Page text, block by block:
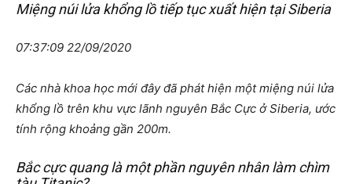
Miệng núi lửa khổng lồ tiếp tục xuất hiện tại Siberia
07:37:09 22/09/2020
Các nhà khoa học mới đây đã phát hiện một miệng núi lửa
khổng lồ trên khu vực lãnh nguyên Bắc Cực ở Siberia, ước
tính rộng khoảng gần 200m.
Bắc cực quang là một phần nguyên nhân làm chìm